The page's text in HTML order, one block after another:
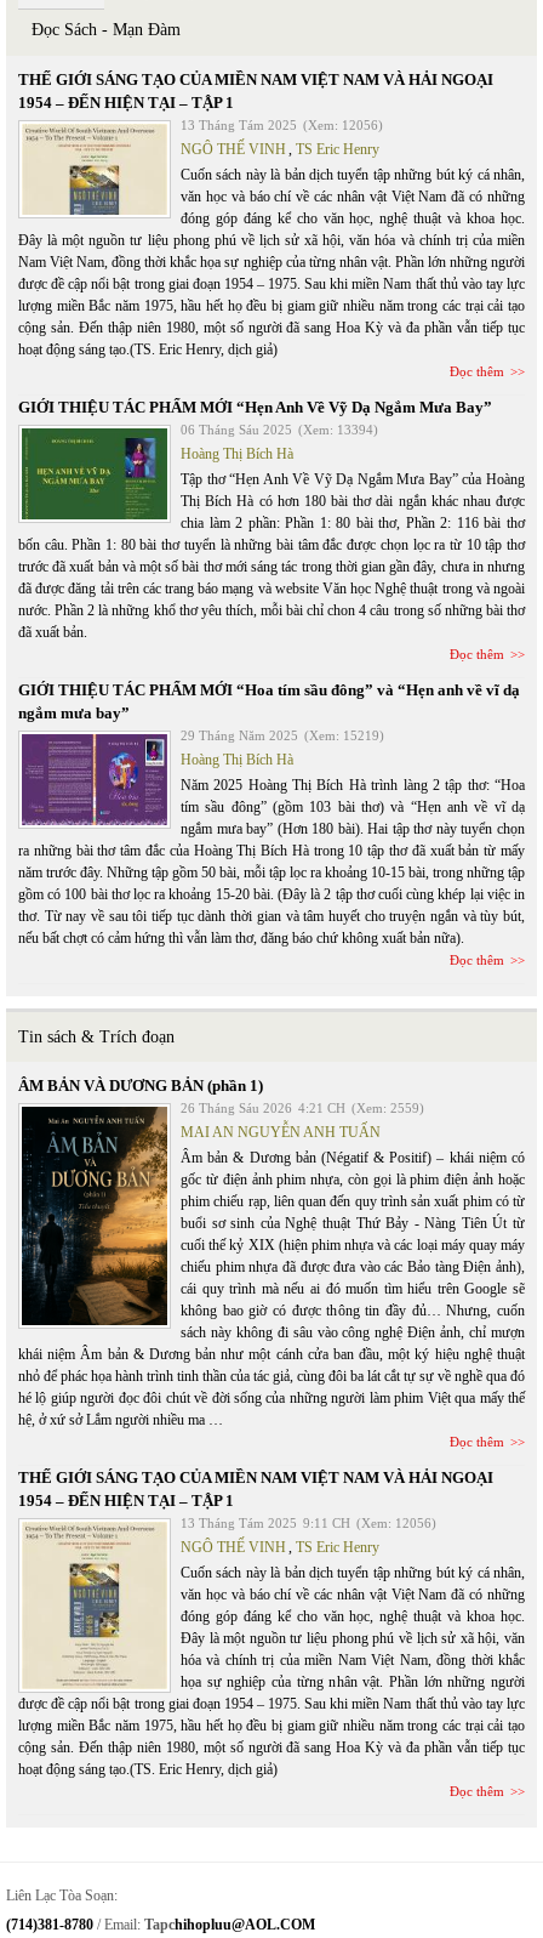
Đọc Sách - Mạn Đàm
THẾ GIỚI SÁNG TẠO CỦA MIỀN NAM VIỆT NAM VÀ HẢI NGOẠI
1954 – ĐẾN HIỆN TẠI – TẬP 1
13 Tháng Tám 2025 (Xem: 12056)
NGÔ THẾ VINH, TS Eric Henry
Cuốn sách này là bản dịch tuyển tập những bút ký cá nhân,
văn học và báo chí về các nhân vật Việt Nam đã có những
đóng góp đáng kể cho văn học, nghệ thuật và khoa học.
Đây là một nguồn tư liệu phong phú về lịch sử xã hội, văn hóa và chính trị của miền
Nam Việt Nam, đồng thời khắc họa sự nghiệp của từng nhân vật. Phần lớn những người
được đề cập nổi bật trong giai đoạn 1954 – 1975. Sau khi miền Nam thất thủ vào tay lực
lượng miền Bắc năm 1975, hầu hết họ đều bị giam giữ nhiều năm trong các trại cải tạo
cộng sản. Đến thập niên 1980, một số người đã sang Hoa Kỳ và đa phần vẫn tiếp tục
hoạt động sáng tạo.(TS. Eric Henry, dịch giả)
Đọc thêm
GIỚI THIỆU TÁC PHẨM MỚI “Hẹn Anh Về Vỹ Dạ Ngắm Mưa Bay”
06 Tháng Sáu 2025 (Xem: 13394)
Hoàng Thị Bích Hà
Tập thơ “Hẹn Anh Về Vỹ Dạ Ngắm Mưa Bay” của Hoàng
Thị Bích Hà có hơn 180 bài thơ dài ngắn khác nhau được
chia làm 2 phần: Phần 1: 80 bài thơ, Phần 2: 116 bài thơ
bốn câu. Phần 1: 80 bài thơ tuyển là những bài tâm đắc được chọn lọc ra từ 10 tập thơ
trước đã xuất bản và một số bài thơ mới sáng tác trong thời gian gần đây, chưa in nhưng
đã được đăng tải trên các trang báo mạng và website Văn học Nghệ thuật trong và ngoài
nước. Phần 2 là những khổ thơ yêu thích, mỗi bài chỉ chon 4 câu trong số những bài thơ
đã xuất bản.
Đọc thêm
GIỚI THIỆU TÁC PHẨM MỚI “Hoa tím sầu đông” và “Hẹn anh về vĩ dạ
ngắm mưa bay”
29 Tháng Năm 2025 (Xem: 15219)
Hoàng Thị Bích Hà
Năm 2025 Hoàng Thị Bích Hà trình làng 2 tập thơ: “Hoa
tím sầu đông” (gồm 103 bài thơ) và “Hẹn anh về vĩ dạ
ngắm mưa bay” (Hơn 180 bài). Hai tập thơ này tuyển chọn
ra những bài thơ tâm đắc của Hoàng Thị Bích Hà trong 10 tập thơ đã xuất bản từ mấy
năm trước đây. Những tập gồm 50 bài, mỗi tập lọc ra khoảng 10-15 bài, trong những tập
gồm có 100 bài thơ lọc ra khoảng 15-20 bài. (Đây là 2 tập thơ cuối cùng khép lại việc in
thơ. Từ nay về sau tôi tiếp tục dành thời gian và tâm huyết cho truyện ngắn và tùy bút,
nếu bất chợt có cảm hứng thì vẫn làm thơ, đăng báo chứ không xuất bản nữa).
Đọc thêm
Tin sách & Trích đoạn
ÂM BẢN VÀ DƯƠNG BẢN (phần 1)
26 Tháng Sáu 2026 4:21 CH (Xem: 2559)
MAI AN NGUYỄN ANH TUẤN
Âm bản & Dương bản (Négatif & Positif) – khái niệm có
gốc từ điện ảnh phim nhựa, còn gọi là phim điện ảnh hoặc
phim chiếu rạp, liên quan đến quy trình sản xuất phim có từ
buổi sơ sinh của Nghệ thuật Thứ Bảy - Nàng Tiên Út từ
cuối thế kỷ XIX (hiện phim nhựa và các loại máy quay máy
chiếu phim nhựa đã được đưa vào các Bảo tàng Điện ảnh),
cái quy trình mà nếu ai đó muốn tìm hiểu trên Google sẽ
không bao giờ có được thông tin đầy đủ… Nhưng, cuốn
sách này không đi sâu vào công nghệ Điện ảnh, chỉ mượn
khái niệm Âm bản & Dương bản như một cánh cửa ban đầu, một ký hiệu nghệ thuật
nhỏ để phác họa hành trình tinh thần của tác giả, cùng đôi ba lát cắt tự sự về nghề qua đó
hé lộ giúp người đọc đôi chút về đời sống của những người làm phim Việt qua mấy thế
hệ, ở xứ sở Lắm người nhiều ma …
Đọc thêm
THẾ GIỚI SÁNG TẠO CỦA MIỀN NAM VIỆT NAM VÀ HẢI NGOẠI
1954 – ĐẾN HIỆN TẠI – TẬP 1
13 Tháng Tám 2025 9:11 CH (Xem: 12056)
NGÔ THẾ VINH, TS Eric Henry
Cuốn sách này là bản dịch tuyển tập những bút ký cá nhân,
văn học và báo chí về các nhân vật Việt Nam đã có những
đóng góp đáng kể cho văn học, nghệ thuật và khoa học.
Đây là một nguồn tư liệu phong phú về lịch sử xã hội, văn
hóa và chính trị của miền Nam Việt Nam, đồng thời khắc
họa sự nghiệp của từng nhân vật. Phần lớn những người
được đề cập nổi bật trong giai đoạn 1954 – 1975. Sau khi miền Nam thất thủ vào tay lực
lượng miền Bắc năm 1975, hầu hết họ đều bị giam giữ nhiều năm trong các trại cải tạo
cộng sản. Đến thập niên 1980, một số người đã sang Hoa Kỳ và đa phần vẫn tiếp tục
hoạt động sáng tạo.(TS. Eric Henry, dịch giả)
Đọc thêm
Liên Lạc Tòa Soạn:
(714)381-8780 / Email: TapcHihopluu@AOL.COM